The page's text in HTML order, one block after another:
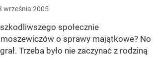
września 2005
społecznie
o sprawy majątkowe? No
Trzeba było nie zaczynać z rodziną